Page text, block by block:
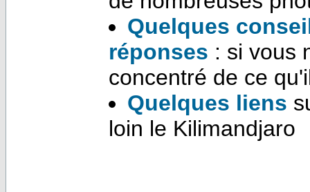
Quelques
réponses : si vous
concentré de ce
Quelques liens
loin le Kilimandjaro